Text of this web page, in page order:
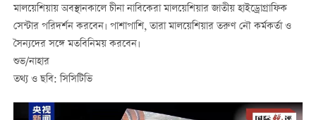
মালয়েশিয়ায় অবস্থানকালে চীনা নাবিকেরা মালয়েশিয়ার জাতীয় হাইড্রোগ্রাফিক
সেন্টার পরিদর্শন করবেন। পাশাপাশি, তারা মালয়েশিয়ার তরুণ নৌ কর্মকর্তা ও
সৈন্যদের সঙ্গে মতবিনিময় করবেন।
শুভ/নাহার
তথ্য ও ছবি: সিসিটিভি